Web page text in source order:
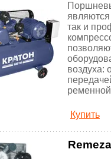
так и
воздуха:
Купить